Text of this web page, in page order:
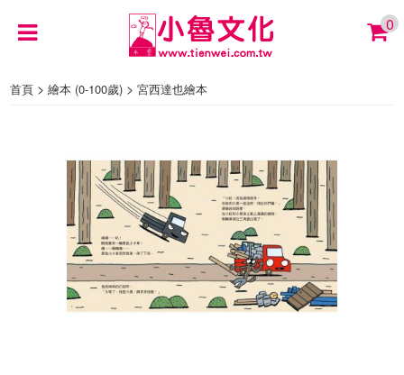
0
首頁 >繪本 (0-100歲) >宮西達也繪本